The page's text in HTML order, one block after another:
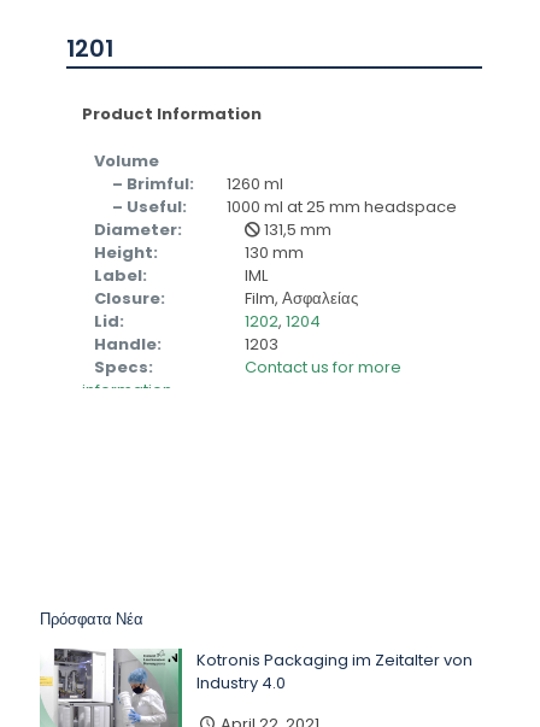
1201
Product Information
Volume
– Brimful:
1260 ml
– Useful:
1000 ml at 25 mm headspace
Diameter:
131,5 mm
Height:
130 mm
Label:
IML
Closure:
Film, Ασφαλείας
Lid:
1202, 1204
Handle:
1203
Specs:
Contact us for more
information
Πρόσφατα Νέα
Kotronis Packaging im Zeitalter von
Industry 4.0